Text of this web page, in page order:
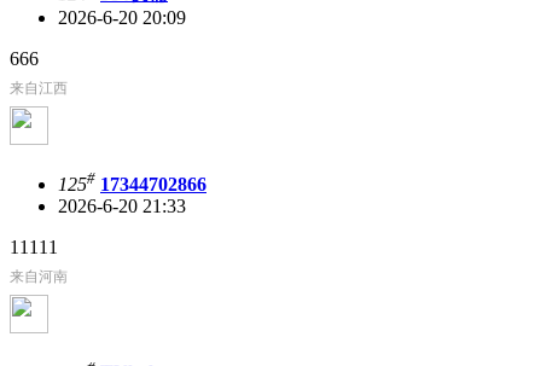
2026-6-20 20:09
666
来自江西
125# 17344702866
2026-6-20 21:33
11111
来自河南